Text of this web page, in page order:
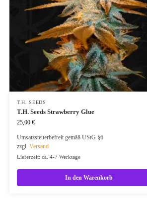
T.H. SEEDS
T.H. Seeds Strawberry Glue
25,00 €
Umsatzsteuerbefreit gemäß UStG §6
zzgl. Versand
Lieferzeit: ca. 4-7 Werktage
In den Warenkorb